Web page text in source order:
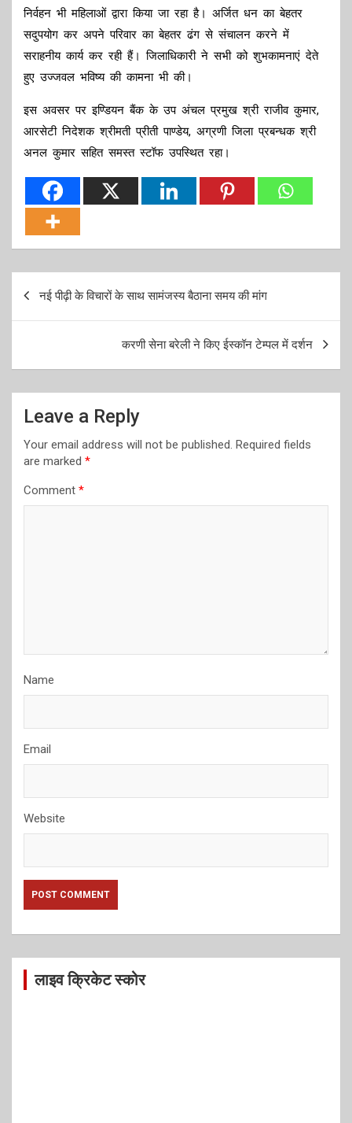
निर्वहन भी महिलाओं द्वारा किया जा रहा है। अर्जित धन का बेहतर
सदुपयोग कर अपने परिवार का बेहतर ढंग से संचालन करने में
सराहनीय कार्य कर रही हैं। जिलाधिकारी ने सभी को शुभकामनाएं देते
हुए उज्जवल भविष्य की कामना भी की।
इस अवसर पर इण्डियन बैंक के उप अंचल प्रमुख श्री राजीव कुमार,
आरसेटी निदेशक श्रीमती प्रीती पाण्डेय, अग्रणी जिला प्रबन्धक श्री
अनल कुमार सहित समस्त स्टॉफ उपस्थित रहा।
Post
navigation
नई पीढ़ी के विचारों के साथ सामंजस्य बैठाना समय की मांग
करणी सेना बरेली ने किए ईस्कॉन टेम्पल में दर्शन
Leave a Reply
Your email address will not be published. Required fields
are marked *
Comment *
Name
Email
Website
लाइव क्रिकेट स्कोर